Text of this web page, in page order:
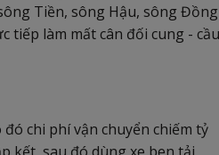
Tiền, sông Hậu, sông Đồng
tiếp làm mất cân đối cung -
chi phí vận chuyển chiếm tỷ